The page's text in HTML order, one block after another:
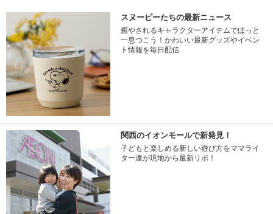
スヌーピーたちの最新ニュース
癒やされるキャラクターアイテムでほっと
一息つこう！かわいい最新グッズやイベン
ト情報を毎日配信
関西のイオンモールで新発見！
子どもと楽しめる新しい遊び方をママライ
ター達が現地から最新リポ！